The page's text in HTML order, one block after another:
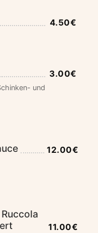
4.50€
3.00€
und
12.00€
11.00€